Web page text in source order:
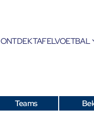
ONTDEK TAFELVOETBAL
Teams